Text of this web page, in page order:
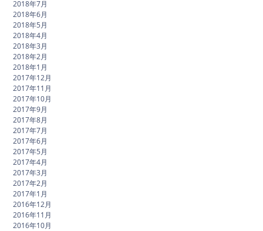
2018年7月
2018年6月
2018年5月
2018年4月
2018年3月
2018年2月
2018年1月
2017年12月
2017年11月
2017年10月
2017年9月
2017年8月
2017年7月
2017年6月
2017年5月
2017年4月
2017年3月
2017年2月
2017年1月
2016年12月
2016年11月
2016年10月